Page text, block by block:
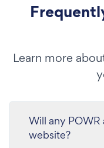
Learn more
Will any
website?